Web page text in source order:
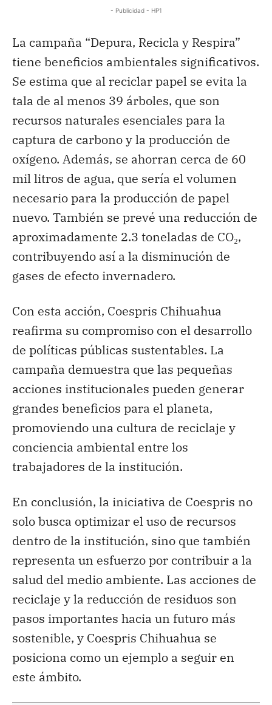
- Publicidad - HP1
La campaña “Depura, Recicla y Respira”
tiene beneficios ambientales significativos.
Se estima que al reciclar papel se evita la
tala de al menos 39 árboles, que son
recursos naturales esenciales para la
captura de carbono y la producción de
oxígeno. Además, se ahorran cerca de 60
mil litros de agua, que sería el volumen
necesario para la producción de papel
nuevo. También se prevé una reducción de
aproximadamente 2.3 toneladas de CO₂,
contribuyendo así a la disminución de
gases de efecto invernadero.
Con esta acción, Coespris Chihuahua
reafirma su compromiso con el desarrollo
de políticas públicas sustentables. La
campaña demuestra que las pequeñas
acciones institucionales pueden generar
grandes beneficios para el planeta,
promoviendo una cultura de reciclaje y
conciencia ambiental entre los
trabajadores de la institución.
En conclusión, la iniciativa de Coespris no
solo busca optimizar el uso de recursos
dentro de la institución, sino que también
representa un esfuerzo por contribuir a la
salud del medio ambiente. Las acciones de
reciclaje y la reducción de residuos son
pasos importantes hacia un futuro más
sostenible, y Coespris Chihuahua se
posiciona como un ejemplo a seguir en
este ámbito.